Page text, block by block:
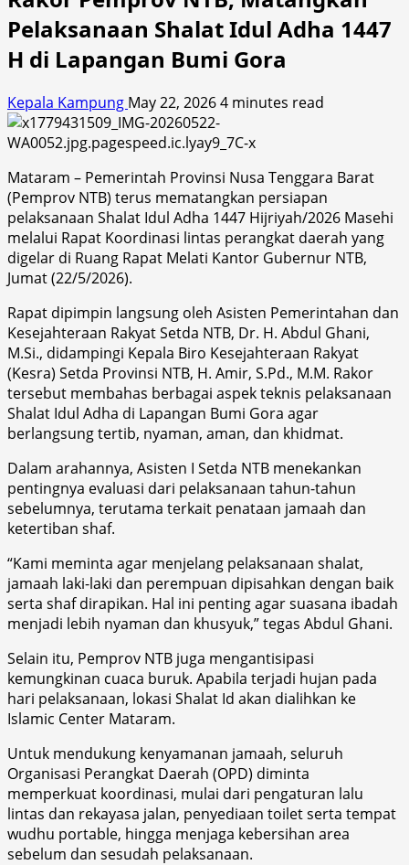
Pelaksanaan Shalat Idul Adha 1447
H di Lapangan Bumi Gora
Kepala Kampung May 22, 20264 minutes read
Mataram – Pemerintah Provinsi Nusa Tenggara Barat
(Pemprov NTB) terus mematangkan persiapan
pelaksanaan Shalat Idul Adha 1447 Hijriyah/2026 Masehi
melalui Rapat Koordinasi lintas perangkat daerah yang
digelar di Ruang Rapat Melati Kantor Gubernur NTB,
Jumat (22/5/2026).
Rapat dipimpin langsung oleh Asisten Pemerintahan dan
Kesejahteraan Rakyat Setda NTB, Dr. H. Abdul Ghani,
M.Si., didampingi Kepala Biro Kesejahteraan Rakyat
(Kesra) Setda Provinsi NTB, H. Amir, S.Pd., M.M. Rakor
tersebut membahas berbagai aspek teknis pelaksanaan
Shalat Idul Adha di Lapangan Bumi Gora agar
berlangsung tertib, nyaman, aman, dan khidmat.
Dalam arahannya, Asisten I Setda NTB menekankan
pentingnya evaluasi dari pelaksanaan tahun-tahun
sebelumnya, terutama terkait penataan jamaah dan
ketertiban shaf.
“Kami meminta agar menjelang pelaksanaan shalat,
jamaah laki-laki dan perempuan dipisahkan dengan baik
serta shaf dirapikan. Hal ini penting agar suasana ibadah
menjadi lebih nyaman dan khusyuk,” tegas Abdul Ghani.
Selain itu, Pemprov NTB juga mengantisipasi
kemungkinan cuaca buruk. Apabila terjadi hujan pada
hari pelaksanaan, lokasi Shalat Id akan dialihkan ke
Islamic Center Mataram.
Untuk mendukung kenyamanan jamaah, seluruh
Organisasi Perangkat Daerah (OPD) diminta
memperkuat koordinasi, mulai dari pengaturan lalu
lintas dan rekayasa jalan, penyediaan toilet serta tempat
wudhu portable, hingga menjaga kebersihan area
sebelum dan sesudah pelaksanaan.